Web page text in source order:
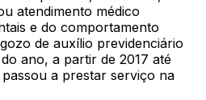
atendimento médico
e do comportamento
de auxílio previdenciário
ano, a partir de 2017 até
a prestar serviço na